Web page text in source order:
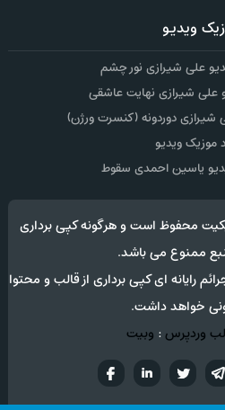
ویدیو
علی شیرازی نور چشم
علی شیرازی نهایت عاشقی
شیرازی دوردونه (کنسرت ورژن)
موزیک ویدیو
یاسین احمدی سقوط
محفوظ است و هرگونه کپی برداری
ممنوع می باشد.
جرائم رایانه ای کپی برداری از قالب و محتوا
خواهد داشت.
وردپرس: وبیت
تويترتلگراماینستاگرام